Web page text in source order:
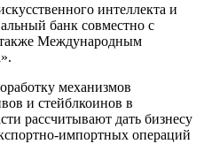
интеллекта и
банк совместно с
Международным
механизмов
и стейблкоинов в
рассчитывают дать бизнесу
импортных операций